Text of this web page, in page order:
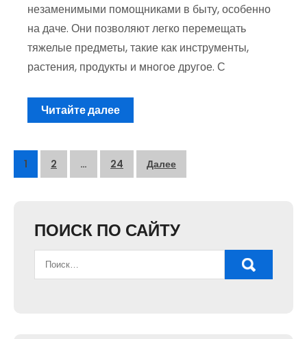
незаменимыми помощниками в быту, особенно
на даче. Они позволяют легко перемещать
тяжелые предметы, такие как инструменты,
растения, продукты и многое другое. С
Читайте далее
Пагинация
1 2 … 24 Далее
ПОИСК ПО САЙТУ